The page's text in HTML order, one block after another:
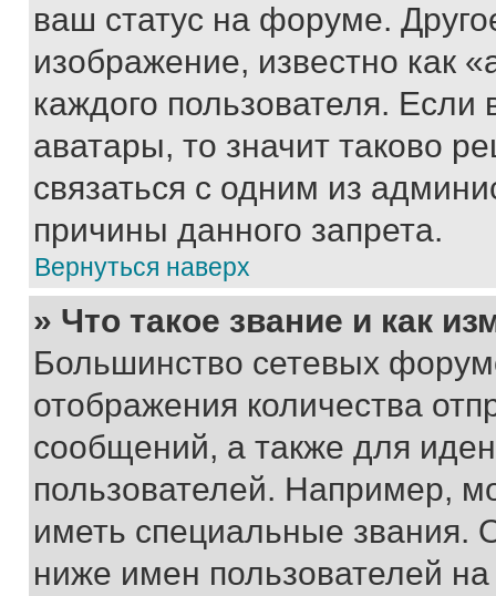
ваш статус на форуме.
изображение, известно как
каждого пользователя.
аватары, то значит таково
связаться с одним из
причины данного запрета.
Вернуться наверх
» Что такое звание и как
Большинство сетевых
отображения количества
сообщений, а также для
пользователей. Например,
иметь специальные звания.
ниже имен пользователей